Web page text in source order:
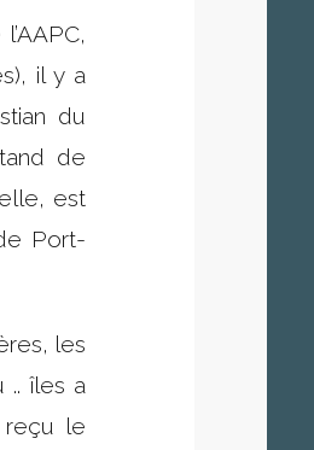
il y a
du
de
est
Port-
les
.. îles a
reçu le